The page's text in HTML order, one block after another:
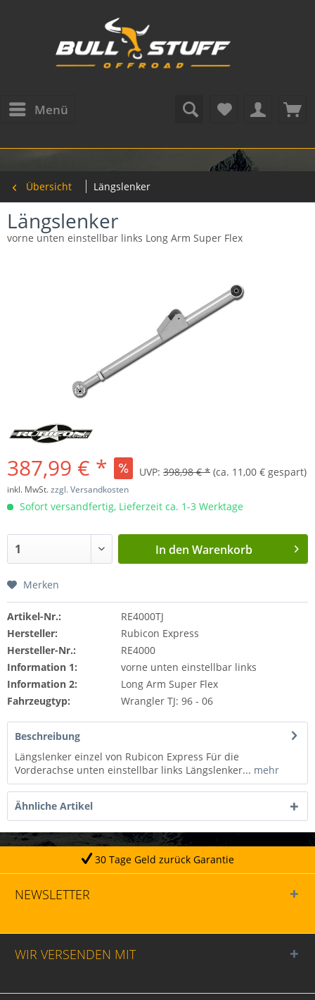
Menü
Übersicht Längslenker
Längslenker
vorne unten einstellbar links Long Arm Super Flex
387,99 € * UVP: 398,98 € * (ca. 11,00 € gespart)
inkl. MwSt.zzgl. Versandkosten
Sofort versandfertig, Lieferzeit ca. 1-3 Werktage
In den Warenkorb
Merken
Artikel-Nr.:
RE4000TJ
Hersteller:
Rubicon Express
Hersteller-Nr.:
RE4000
Information 1:
vorne unten einstellbar links
Information 2:
Long Arm Super Flex
Fahrzeugtyp:
Wrangler TJ: 96 - 06
Beschreibung
Längslenker einzel von Rubicon Express Für die
Vorderachse unten einstellbar links Längslenker... mehr
Ähnliche Artikel
30 Tage Geld zurück Garantie
NEWSLETTER
WIR VERSENDEN MIT